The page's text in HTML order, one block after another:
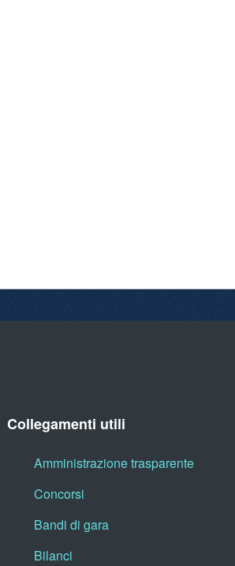
Collegamenti utili
Amministrazione trasparente
Concorsi
Bandi di gara
Bilanci